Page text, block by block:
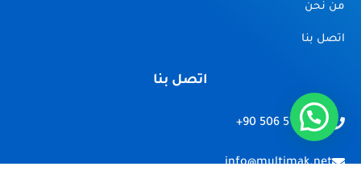
من نحن
اتصل بنا
اتصل بنا
+90 506 516 74 55
info@multimak.net